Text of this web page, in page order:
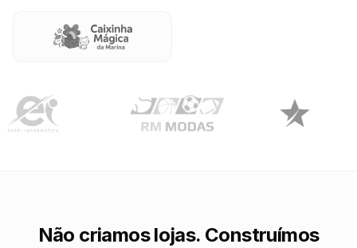
Não criamos lojas. Construímos